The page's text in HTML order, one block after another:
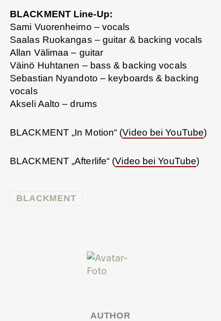
BLACKMENT Line-Up:
Sami Vuorenheimo – vocals
Saalas Ruokangas – guitar & backing vocals
Allan Välimaa – guitar
Väinö Huhtanen – bass & backing vocals
Sebastian Nyandoto – keyboards & backing
vocals
Akseli Aalto – drums
BLACKMENT „In Motion“ (Video bei YouTube)
BLACKMENT „Afterlife“ (Video bei YouTube)
BLACKMENT
AUTHOR